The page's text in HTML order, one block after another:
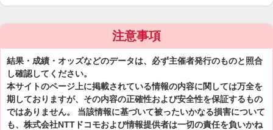
注意事項
結果・成績・オッズなどのデータは、必ず主催者発行のものと照合
し確認してください。
本サイトのページ上に掲載されている情報の内容に関しては万全を
期しておりますが、その内容の正確性および安全性を保証するもの
ではありません。 当該情報に基づいて被ったいかなる損害について
も、株式会社NTTドコモおよび情報提供者は一切の責任を負いかね